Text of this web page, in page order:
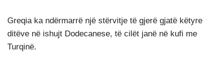
Greqia ka ndërmarrë një stërvitje të gjerë gjatë këtyre
ditëve në ishujt Dodecanese, të cilët janë në kufi me
Turqinë.